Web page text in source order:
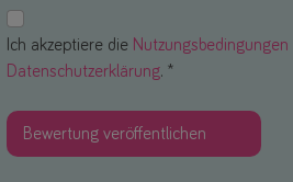
Ich akzeptiere die Nutzungsbedingungen
Datenschutzerklärung. *